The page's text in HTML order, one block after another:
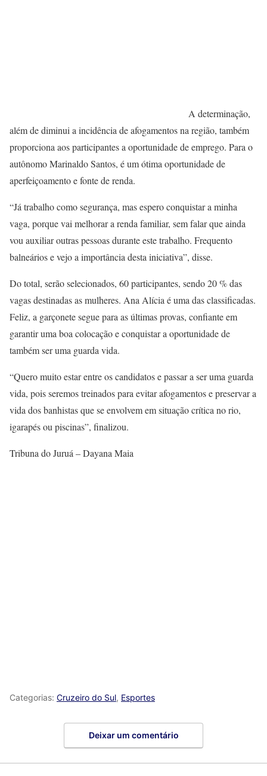
A determinação,
além de diminui a incidência de afogamentos na região, também
proporciona aos participantes a oportunidade de emprego. Para o
autônomo Marinaldo Santos, é um ótima oportunidade de
aperfeiçoamento e fonte de renda.
“Já trabalho como segurança, mas espero conquistar a minha
vaga, porque vai melhorar a renda familiar, sem falar que ainda
vou auxiliar outras pessoas durante este trabalho. Frequento
balneários e vejo a importância desta iniciativa”, disse.
Do total, serão selecionados, 60 participantes, sendo 20 % das
vagas destinadas as mulheres. Ana Alícia é uma das classificadas.
Feliz, a garçonete segue para as últimas provas, confiante em
garantir uma boa colocação e conquistar a oportunidade de
também ser uma guarda vida.
“Quero muito estar entre os candidatos e passar a ser uma guarda
vida, pois seremos treinados para evitar afogamentos e preservar a
vida dos banhistas que se envolvem em situação crítica no rio,
igarapés ou piscinas”, finalizou.
Tribuna do Juruá – Dayana Maia
Categorias: Cruzeiro do Sul, Esportes
Deixar um comentário